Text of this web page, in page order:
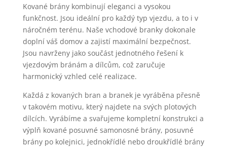
Kované brány kombinují eleganci a vysokou
funkčnost. Jsou ideální pro každý typ vjezdu, a to i v
náročném terénu. Naše vchodové branky dokonale
doplní váš domov a zajistí maximální bezpečnost.
Jsou navrženy jako součást jednotného řešení k
vjezdovým bránám a dílcům, což zaručuje
harmonický vzhled celé realizace.
Každá z kovaných bran a branek je vyráběna přesně
v takovém motivu, který najdete na svých plotových
dílcích. Vyrábíme a svařujeme kompletní konstrukci a
výplň kované posuvné samonosné brány, posuvné
brány po kolejnici, jednokřídlé nebo droukřídlé brány